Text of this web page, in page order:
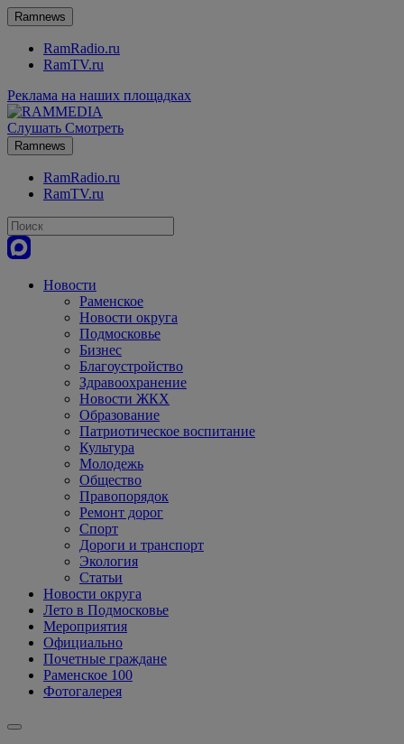
Ramnews
RamRadio.ru
RamTV.ru
Реклама на наших площадках
Слушать Смотреть
Ramnews
RamRadio.ru
RamTV.ru
Новости
Раменское
Новости округа
Подмосковье
Бизнес
Благоустройство
Здравоохранение
Новости ЖКХ
Образование
Патриотическое воспитание
Культура
Молодежь
Общество
Правопорядок
Ремонт дорог
Спорт
Дороги и транспорт
Экология
Статьи
Новости округа
Лето в Подмосковье
Мероприятия
Официально
Почетные граждане
Раменское 100
Фотогалерея